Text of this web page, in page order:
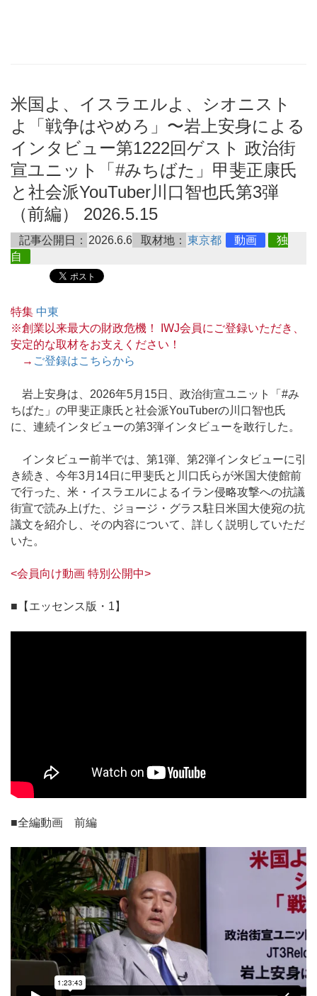
米国よ、イスラエルよ、シオニスト
よ「戦争はやめろ」〜岩上安身による
インタビュー第1222回ゲスト 政治街
宣ユニット「#みちばた」甲斐正康氏
と社会派YouTuber川口智也氏第3弾
（前編） 2026.5.15
記事公開日： 2026.6.6 取材地： 東京都 動画
独
自
特集 中東
※創業以来最大の財政危機！ IWJ会員にご登録いただき、
安定的な取材をお支えください！
→ ご登録はこちらから
岩上安身は、2026年5月15日、政治街宣ユニット「#み
ちばた」の甲斐正康氏と社会派YouTuberの川口智也氏
に、連続インタビューの第3弾インタビューを敢行した。
インタビュー前半では、第1弾、第2弾インタビューに引
き続き、今年3月14日に甲斐氏と川口氏らが米国大使館前
で行った、米・イスラエルによるイラン侵略攻撃への抗議
街宣で読み上げた、ジョージ・グラス駐日米国大使宛の抗
議文を紹介し、その内容について、詳しく説明していただ
いた。
<会員向け動画 特別公開中>
■【エッセンス版・1】
■全編動画 前編